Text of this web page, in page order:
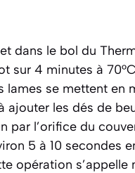
dans le bol du
sur 4 minutes à
lames se mettent en
ajouter les dés de
par l’orifice du
5 à 10 secondes
opération s’appelle